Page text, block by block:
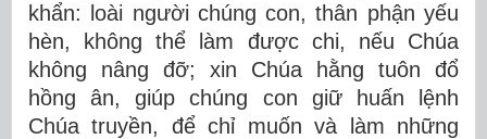
khẩn: loài người chúng con, thân phận yếu
hèn, không thể làm được chi, nếu Chúa
không nâng đỡ; xin Chúa hằng tuôn đổ
hồng ân, giúp chúng con giữ huấn lệnh
Chúa truyền, để chỉ muốn và làm những